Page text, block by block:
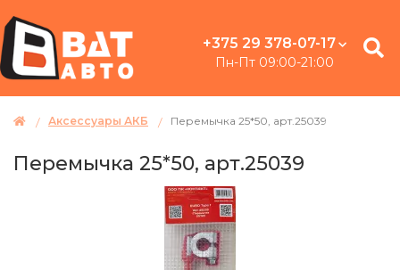
+375 29 378-07-17
Пн-Пт 09:00-21:00
Аксессуары АКБ Перемычка 25*50, арт.25039
Перемычка 25*50, арт.25039